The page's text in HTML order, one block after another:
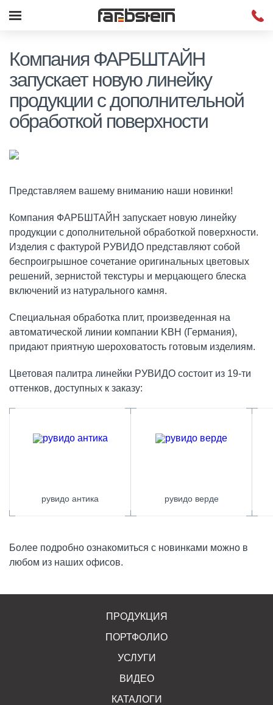
Компания ФАРБШТАЙН
запускает новую линейку
продукции с дополнительной
обработкой поверхности
Представляем вашему вниманию наши новинки!
Компания ФАРБШТАЙН запускает новую линейку
продукции с дополнительной обработкой поверхности.
Изделия с фактурой РУВИДО представляют собой
беспроигрышное сочетание оригинальных цветовых
решений, зернистой текстуры и мерцающего блеска
включений из натурального камня.
Специальная обработка плит, произведенная на
автоматической линии компании KBH (Германия),
придают приятную шероховатость готовым изделиям.
Цветовая палитра линейки РУВИДО состоит из 19-ти
оттенков, доступных к заказу:
рувидо антика рувидо верде
Более подробно ознакомиться с новинками можно в
любом из наших офисов.
ПРОДУКЦИЯ
ПОРТФОЛИО
УСЛУГИ
ВИДЕО
КАТАЛОГИ